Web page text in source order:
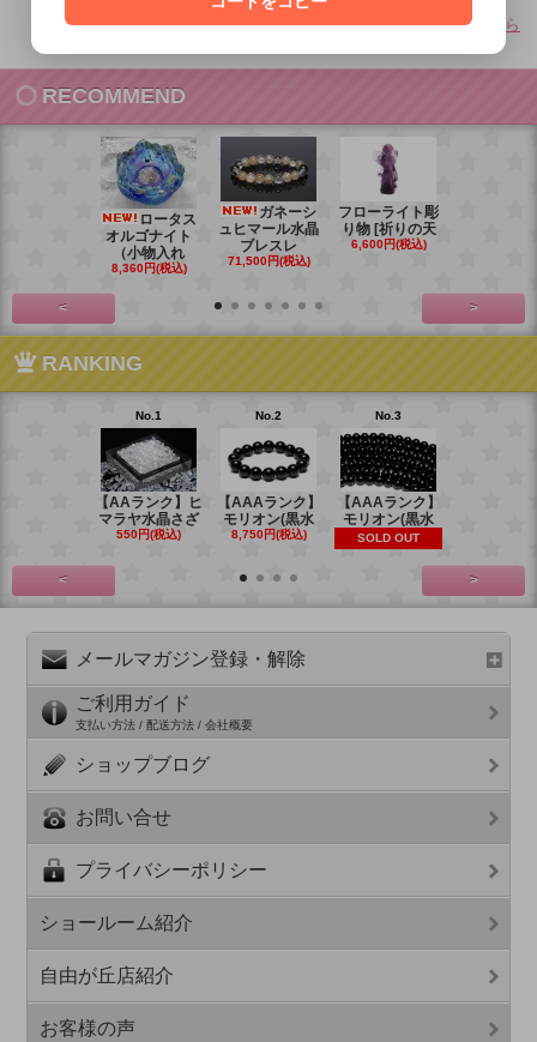
その他のよくあるご質問はこちら
RECOMMEND
ロータス
オルゴナイト
（小物入れ
8,360円(税込)
ガネーシ
ュヒマール水晶
ブレスレ
71,500円(税込)
フローライト彫
り物 [祈りの天
6,600円(税込)
< >
RANKING
No.1
【AAランク】ヒ
マラヤ水晶さざ
550円(税込)
No.2
【AAAランク】
モリオン(黒水
8,750円(税込)
No.3
【AAAランク】
モリオン(黒水
SOLD OUT
< >
メールマガジン登録・解除
ご利用ガイド
支払い方法 / 配送方法 / 会社概要
ショップブログ
お問い合せ
プライバシーポリシー
ショールーム紹介
自由が丘店紹介
お客様の声